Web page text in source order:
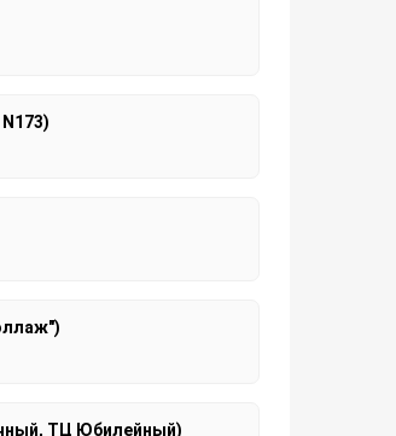
ТЦ Юбилейный)